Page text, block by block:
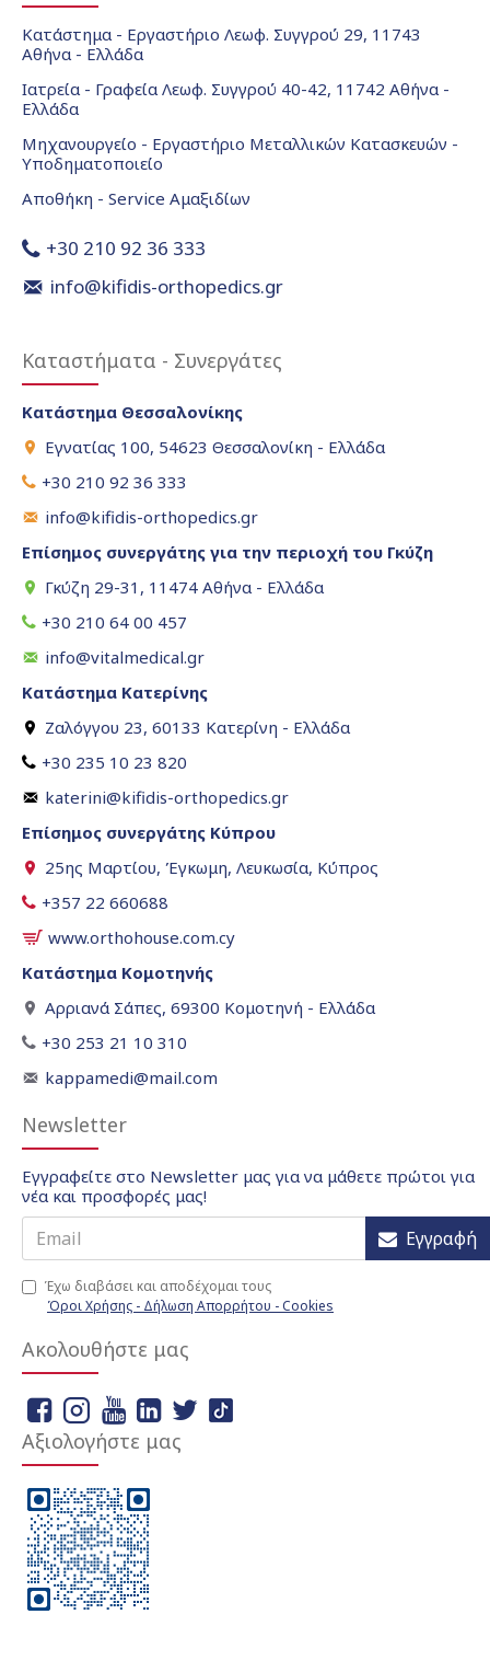
Κατάστημα - Εργαστήριο Λεωφ. Συγγρού 29, 11743
Αθήνα - Ελλάδα
Ιατρεία - Γραφεία Λεωφ. Συγγρού 40-42, 11742 Αθήνα -
Ελλάδα
Μηχανουργείο - Εργαστήριο Μεταλλικών Κατασκευών -
Υποδηματοποιείο
Αποθήκη - Service Αμαξιδίων
+30 210 92 36 333
info@kifidis-orthopedics.gr
Καταστήματα - Συνεργάτες
Κατάστημα Θεσσαλονίκης
Εγνατίας 100, 54623 Θεσσαλονίκη - Ελλάδα
+30 210 92 36 333
info@kifidis-orthopedics.gr
Επίσημος συνεργάτης για την περιοχή του Γκύζη
Γκύζη 29-31, 11474 Αθήνα - Ελλάδα
+30 210 64 00 457
info@vitalmedical.gr
Κατάστημα Κατερίνης
Ζαλόγγου 23, 60133 Κατερίνη - Ελλάδα
+30 235 10 23 820
katerini@kifidis-orthopedics.gr
Επίσημος συνεργάτης Κύπρου
25ης Μαρτίου, Έγκωμη, Λευκωσία, Κύπρος
+357 22 660688
www.orthohouse.com.cy
Κατάστημα Κομοτηνής
Αρριανά Σάπες, 69300 Κομοτηνή - Ελλάδα
+30 253 21 10 310
kappamedi@mail.com
Newsletter
Εγγραφείτε στο Newsletter μας για να μάθετε πρώτοι για
νέα και προσφορές μας!
Εγγραφή
Έχω διαβάσει και αποδέχομαι τους
Όροι Χρήσης - Δήλωση Απορρήτου - Cookies
Ακολουθήστε μας
Αξιολογήστε μας